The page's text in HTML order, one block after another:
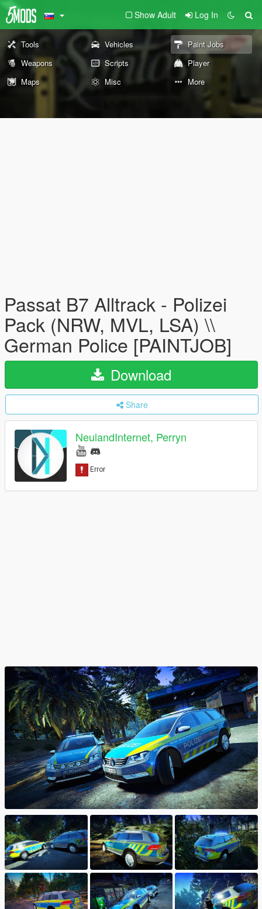
Show Adult Log In
Tools Vehicles
Paint Jobs
Weapons
Scripts
Player
Maps
Misc More
Passat B7 Alltrack - Polizei
Pack (NRW, MVL, LSA) \\
German Police [PAINTJOB]
Download
Share
NeulandInternet, Perryn